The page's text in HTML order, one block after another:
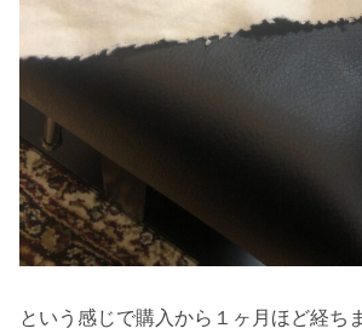
という感じで購入から１ヶ月ほど経ちま